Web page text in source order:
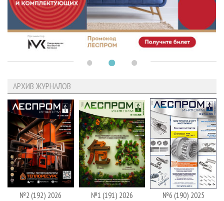
АРХИВ ЖУРНАЛОВ
№2 (192) 2026 №1 (191) 2026 №6 (190) 2025